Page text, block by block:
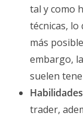
tal y como
técnicas, lo
más
embargo,
suelen
trader,